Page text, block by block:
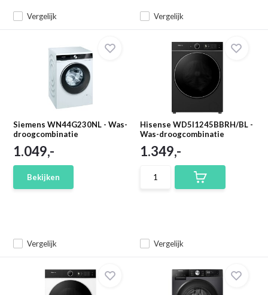
Vergelijk Vergelijk
Siemens WN44G230NL - Was-
droogcombinatie
Vergelijk
1.049,-
Bekijken
Hisense WD5I1245BBRH/BL -
Was-droogcombinatie
Vergelijk
1.349,-